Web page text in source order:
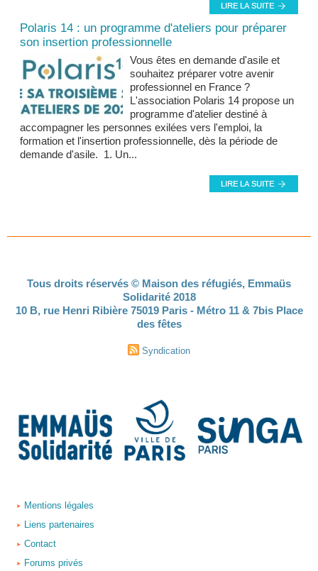
Polaris 14 : un programme d'ateliers pour préparer
son insertion professionnelle
Vous êtes en demande d'asile et
souhaitez préparer votre avenir
professionnel en France ?
L'association Polaris 14 propose un
programme d'atelier destiné à
accompagner les personnes exilées vers l'emploi, la
formation et l'insertion professionnelle, dès la période de
demande d'asile. 1. Un...
Tous droits réservés © Maison des réfugiés, Emmaüs
Solidarité 2018
10 B, rue Henri Ribière 75019 Paris - Métro 11 & 7bis Place
des fêtes
Syndication
Mentions légales
Liens partenaires
Contact
Forums privés